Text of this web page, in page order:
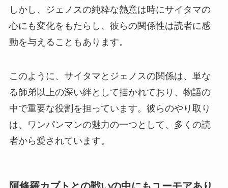
しかし、ジェノスの純粋な熱意は時にサイタマの
心にも変化をもたらし、彼らの関係性は読者に感
動を与えることもあります。
このように、サイタマとジェノスの関係は、単な
る師弟以上の深い絆として描かれており、物語の
中で重要な役割を担っています。彼らのやり取り
は、ワンパンマンの魅力の一つとして、多くの読
者から愛されています。
阿修羅カブトとの戦いの中にもユーモアあり